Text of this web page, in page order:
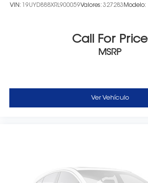
VIN: 19UYD888XRL900059Valores: 327283 Modelo:
Call For Price
MSRP
Ver Vehículo